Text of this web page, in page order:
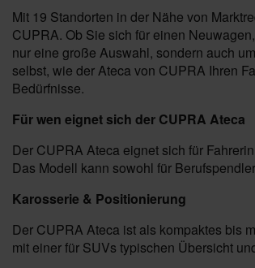
Mit 19 Standorten in der Nähe von
CUPRA. Ob Sie sich für einen
nur eine große Auswahl, sondern auch
selbst, wie der Ateca von CUPRA Ihren
Bedürfnisse.
Für wen eignet sich der CUPRA Ateca
Der CUPRA Ateca eignet sich für
Das Modell kann sowohl für
Karosserie & Positionierung
Der CUPRA Ateca ist als kompaktes bis
mit einer für SUVs typischen Übersicht